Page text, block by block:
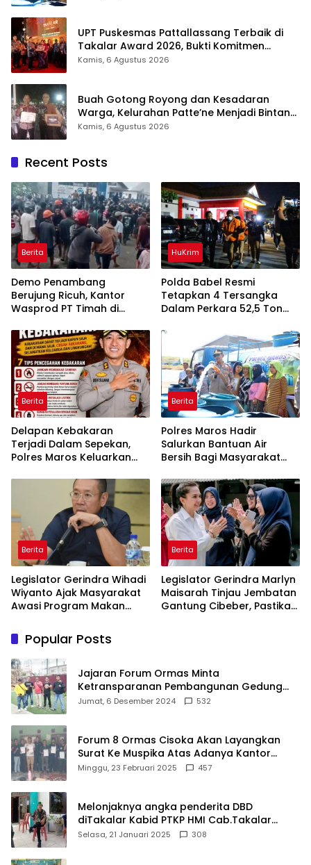
UPT Puskesmas Pattallassang Terbaik di
Takalar Award 2026, Bukti Komitmen
Hadirkan Pelayanan Kesehatan Berkualitas
Kamis, 6 Agustus 2026
Buah Gotong Royong dan Kesadaran
Warga, Kelurahan Patte’ne Menjadi Bintang
Takalar Award 2026
Kamis, 6 Agustus 2026
Recent Posts
Berita
Demo Penambang
Berujung Ricuh, Kantor
Wasprod PT Timah di
HuKrim
Polda Babel Resmi
Tetapkan 4 Tersangka
Dalam Perkara 52,5 Ton
Belitung
Berita
Delapan Kebakaran
Terjadi Dalam Sepekan,
Polres Maros Keluarkan
Masyarakat
Berita
Polres Maros Hadir
Salurkan Bantuan Air
Bersih Bagi Masyarakat
Di Maros
Berita
Legislator Gerindra Wihadi
Wiyanto Ajak Masyarakat
Awasi Program Makan
Sasaran
Berita
Legislator Gerindra Marlyn
Maisarah Tinjau Jembatan
Gantung Cibeber, Pastikan
Popular Posts
Jajaran Forum Ormas Minta
Ketransparanan Pembangunan Gedung
Damkar Di Kecamatan Cisoka
Jumat, 6 Desember 2024 532
Forum 8 Ormas Cisoka Akan Layangkan
Surat Ke Muspika Atas Adanya Kantor
Matel di Cisoka
Minggu, 23 Februari 2025 457
Melonjaknya angka penderita DBD
diTakalar Kabid PTKP HMI Cab.Takalar
angkat bicara
Selasa, 21 Januari 2025 308